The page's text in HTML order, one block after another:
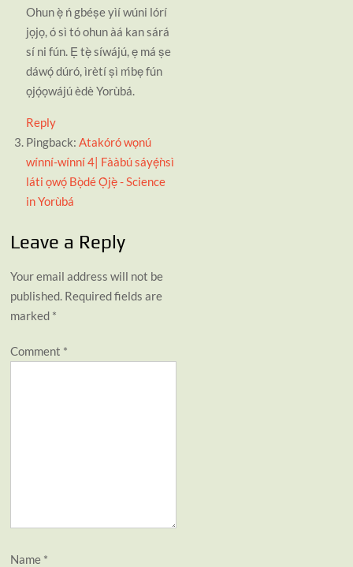
Ohun ẹ̀ ń gbéṣe yìí wúni lórí
jọjọ, ó sì tó ohun àá kan sárá
sí ni fún. Ẹ tẹ̀ síwájú, ẹ má ṣe
dáwọ́ dúró, ìrètí ṣì ḿbẹ fún
ọjọ́ọwájú èdè Yorùbá.
Reply
Pingback: Atakóró wọnú
wínní-wínní 4| Fààbú sáyẹ́ǹsì
láti ọwọ́ Bọ̀dé Ọ̀jẹ̀ - Science
in Yorùbá
Leave a Reply
Your email address will not be
published. Required fields are
marked *
Comment *
Name *